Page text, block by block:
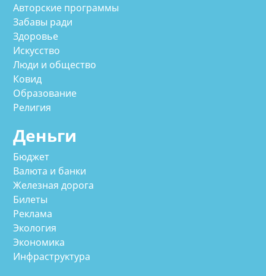
Авторские программы
Забавы ради
Здоровье
Искусство
Люди и общество
Ковид
Образование
Религия
Деньги
Бюджет
Валюта и банки
Железная дорога
Билеты
Реклама
Экология
Экономика
Инфраструктура